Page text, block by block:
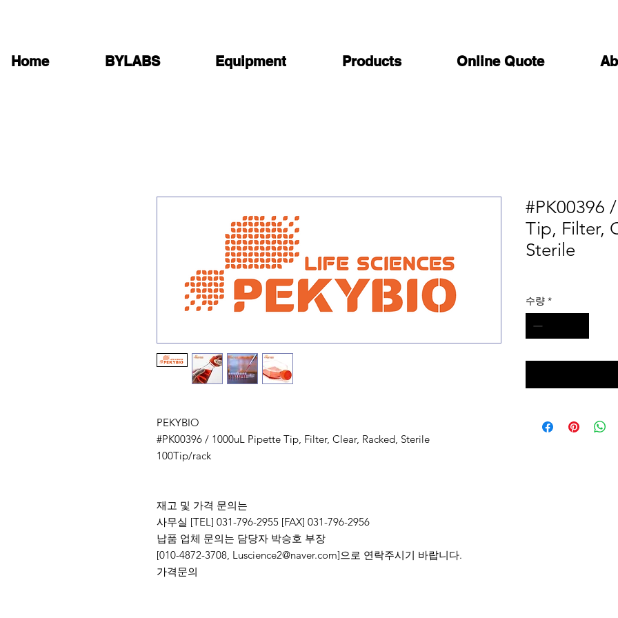
Home BYLABS Equipment Products Online Quote
PEKYBIO
#PK00396 / 1000uL Pipette Tip, Filter, Clear, Racked, Sterile
100Tip/rack
재고 및 가격 문의는
사무실 [TEL] 031-796-2955 [FAX] 031-796-2956
납품 업체 문의는 담당자 박승호 부장
[010-4872-3708, Luscience2@naver.com]으로 연락주시기 바랍니다.
가격문의
#PK00396
Tip, Filter,
Sterile
수량 *